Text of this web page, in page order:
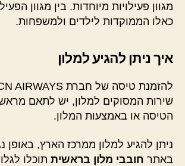
מגוון פעילויות מיוחדות. בין מגוון
כאלו הממוקדות לילדים ולמשפחות.
איך ניתן להגיע למלון
שירות המסוקים למלון, יש לתאם
הטיסה או באמצעות המלון.
ניתן להגיע למלון ממרכז הארץ, באופן
באתר חובבי מלון בראשית תוכלו